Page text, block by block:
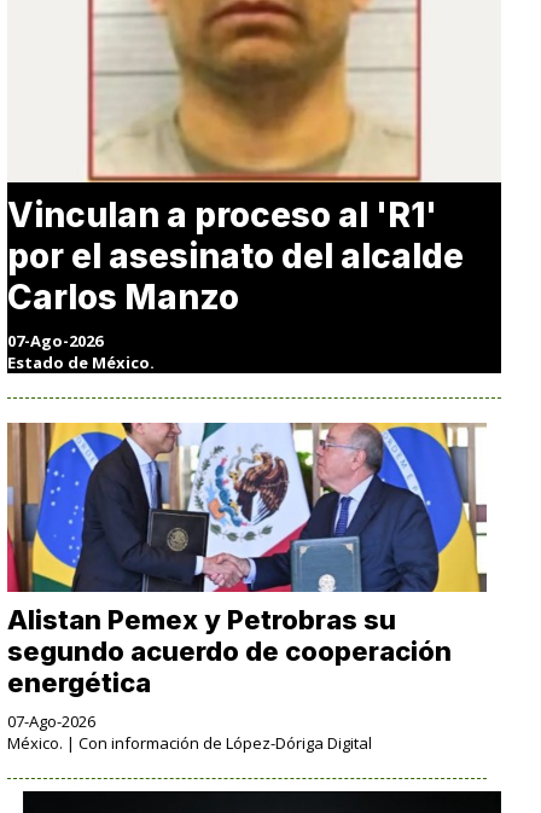
Vinculan a proceso al 'R1'
por el asesinato del alcalde
Carlos Manzo
07-Ago-2026
Estado de México.
Alistan Pemex y Petrobras su
segundo acuerdo de cooperación
energética
07-Ago-2026
México. | Con información de López-Dóriga Digital